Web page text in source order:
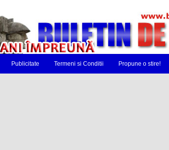
Publicitate Termeni si Conditii Propune o stire!